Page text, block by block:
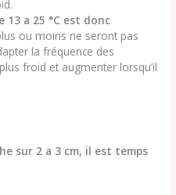
13 a 25 °C est donc
ou moins ne seront pas
la fréquence des
froid et augmenter lorsqu’il
sur 2 a 3 cm, il est temps